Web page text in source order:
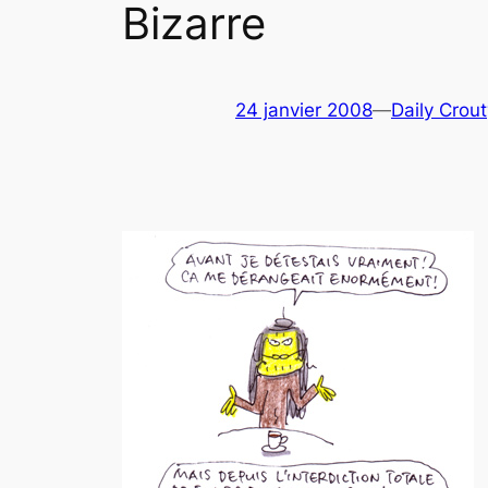
Bizarre
24 janvier 2008—Daily